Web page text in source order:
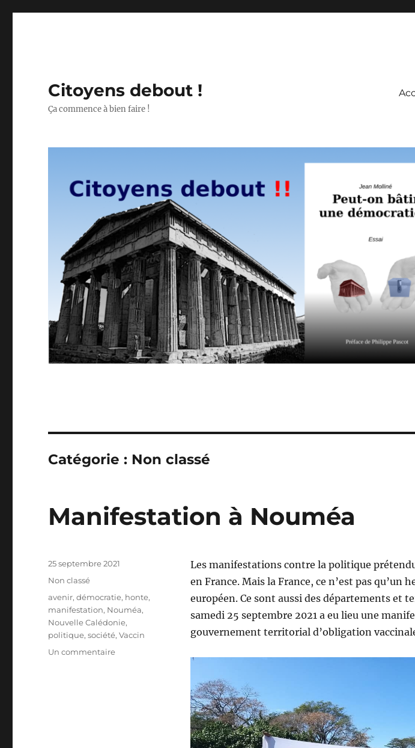
Citoyens debout !
Ça commence à bien faire !
Catégorie : Non classé
Manifestation à Nouméa
Les manifestations contre la politique
en France. Mais la France, ce n’est pas qu’un
européen. Ce sont aussi des départements et
samedi 25 septembre 2021 a eu lieu une
gouvernement territorial d’obligation
Publié
25 septembre 2021
Catégories
Non classé
Étiquettes
avenir,démocratie, honte,
manifestation, Nouméa,
Nouvelle Calédonie,
politique,société,Vaccin
Un commentairesur